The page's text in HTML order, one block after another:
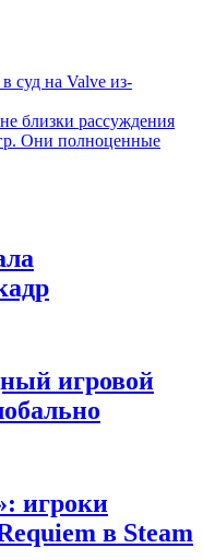
суд на Valve из-
близки рассуждения
Они полноценные
игровой
игроки
в Steam